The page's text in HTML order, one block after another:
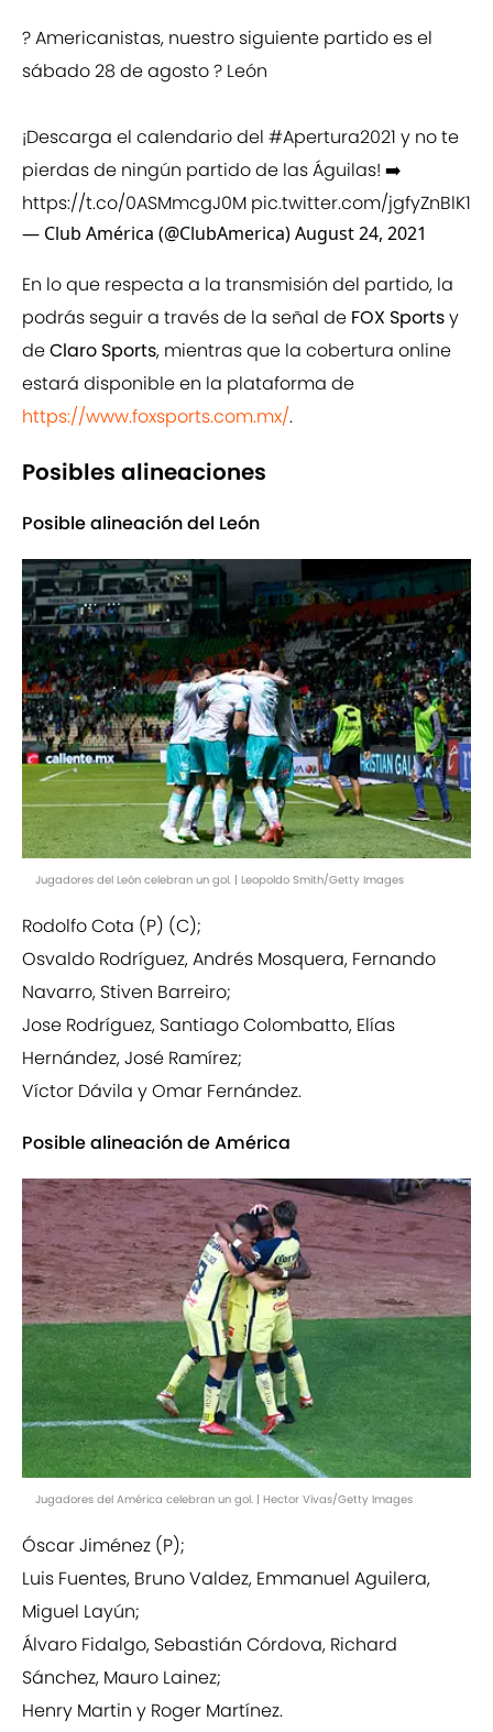
? Americanistas, nuestro siguiente partido es el
sábado 28 de agosto ? León
¡Descarga el calendario del #Apertura2021 y no te
pierdas de ningún partido de las Águilas! ➡️
https://t.co/0ASMmcgJ0M pic.twitter.com/jgfyZnBlK1
— Club América (@ClubAmerica)August 24, 2021
En lo que respecta a la transmisión del partido, la
podrás seguir a través de la señal de FOX Sportsy
deClaro Sports, mientras que la cobertura online
estará disponible en la plataforma de
https://www.foxsports.com.mx/.
Posibles alineaciones
Posible alineación del León
Jugadores del León celebran un gol. | Leopoldo Smith/Getty Images
Rodolfo Cota (P) (C);
Osvaldo Rodríguez, Andrés Mosquera, Fernando
Navarro, Stiven Barreiro;
Jose Rodríguez, Santiago Colombatto, Elías
Hernández, José Ramírez;
Víctor Dávila y Omar Fernández.
Posible alineación de América
Jugadores del América celebran un gol. | Hector Vivas/Getty Images
Óscar Jiménez (P);
Luis Fuentes, Bruno Valdez, Emmanuel Aguilera,
Miguel Layún;
Álvaro Fidalgo, Sebastián Córdova, Richard
Sánchez, Mauro Lainez;
Henry Martin y Roger Martínez.